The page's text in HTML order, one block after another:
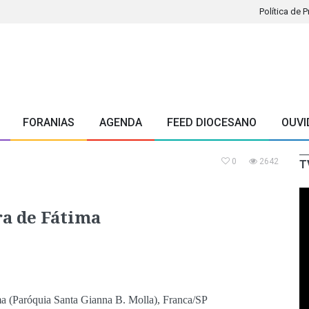
Política de
FORANIAS AGENDA FEED DIOCESANO
0 2642
de Fátima
(Paróquia Santa Gianna B. Molla), Franca/SP